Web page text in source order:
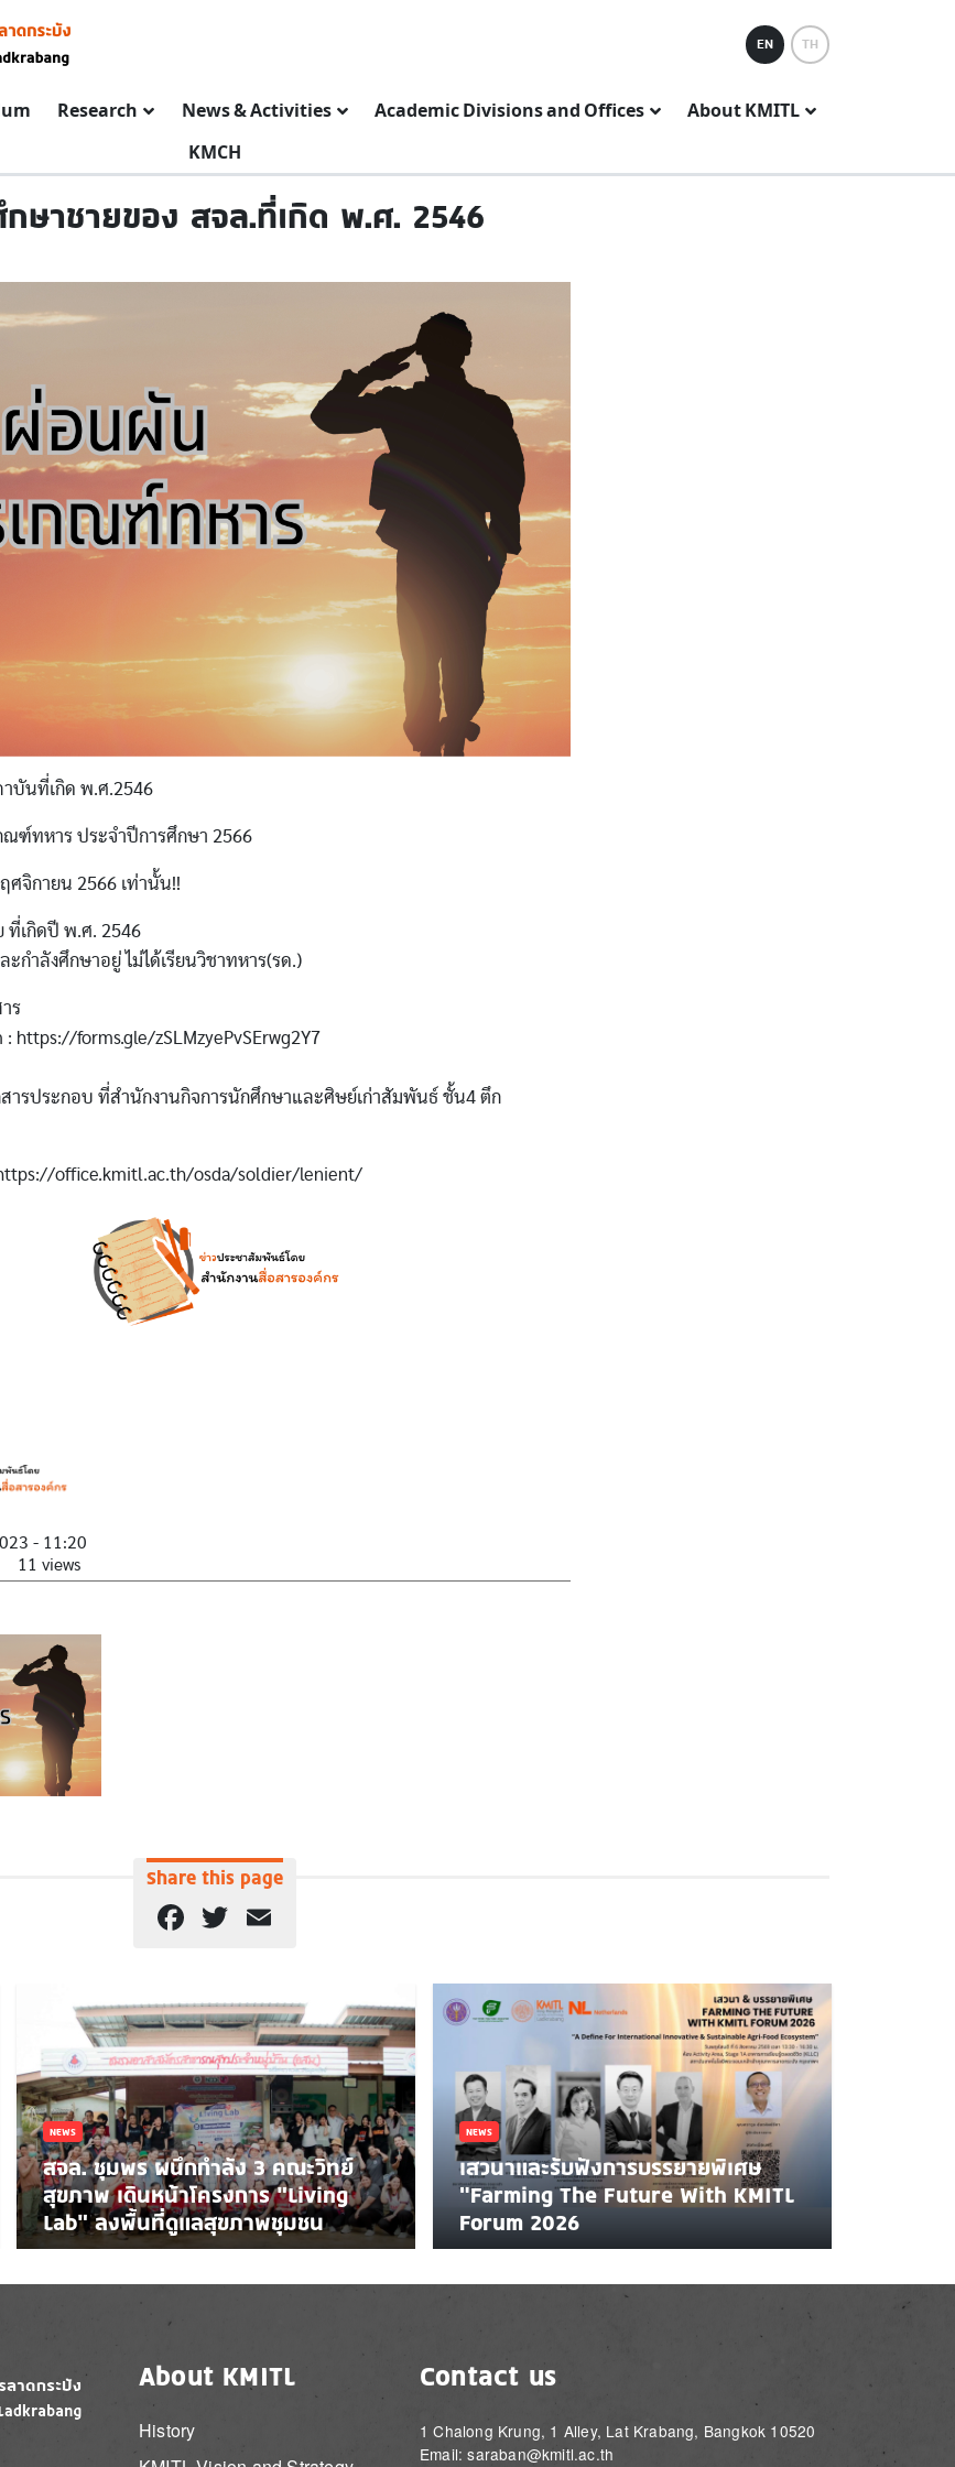
EN TH
Research News & Activities Academic Divisions and Offices
About KMITL
KMCH
ษาชายของ สจล.ที่เกิด พ.ศ. 2546
บันที่เกิด พ.ศ.2546
ฑ์ทหาร ประจำปีการศึกษา 2566
ศจิกายน 2566 เท่านั้น!!
ที่เกิดปี พ.ศ. 2546
ะกำลังศึกษาอยู่ ไม่ได้เรียนวิชาทหาร(รด.)
ร
https://forms.gle/zSLMzyePvSErwg2Y7
สารประกอบ ที่สำนักงานกิจการนักศึกษาและศิษย์เก่าสัมพันธ์ ชั้น4 ตึก
office.kmitl.ac.th/osda/soldier/lenient/
- 11:20
11 views
Share this page
Facebook
Twitter
NEWS
สจล. ชุมพร ผนึกกำลัง 3 คณะวิทย์
สุขภาพ เดินหน้าโครงการ “Living
Lab” ลงพื้นที่ดูแลสุขภาพชุมชน
NEWS
เสวนาและรับฟังการบรรยายพิเศษ
"Farming The Future With KMITL
Forum 2026
About KMITL
History
Contact us
1 Chalong Krung, 1 Alley, Lat Krabang, Bangkok 10520
Email: saraban@kmitl.ac.th